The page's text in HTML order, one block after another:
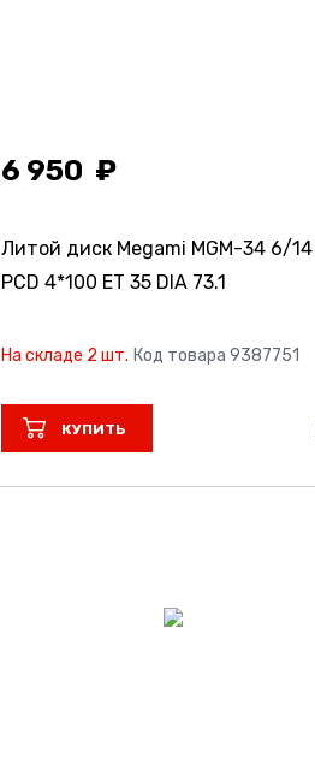
6 950
Литой диск Megami MGM-34 6/14
PCD 4*100 ET 35 DIA 73.1
На складе 2 шт. Код товара 9387751
КУПИТЬ